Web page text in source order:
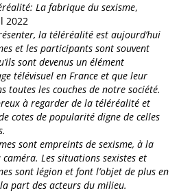
La fabrique du sexisme,
2022
la téléréalité est aujourd’hui
et les participants sont souvent
sont devenus un élément
télévisuel en France et que leur
toutes les couches de notre société.
à regarder de la téléréalité et
cotes de popularité digne de celles
sont empreints de sexisme, à la
Les situations sexistes et
sont légion et font l’objet de plus en
part des acteurs du milieu.